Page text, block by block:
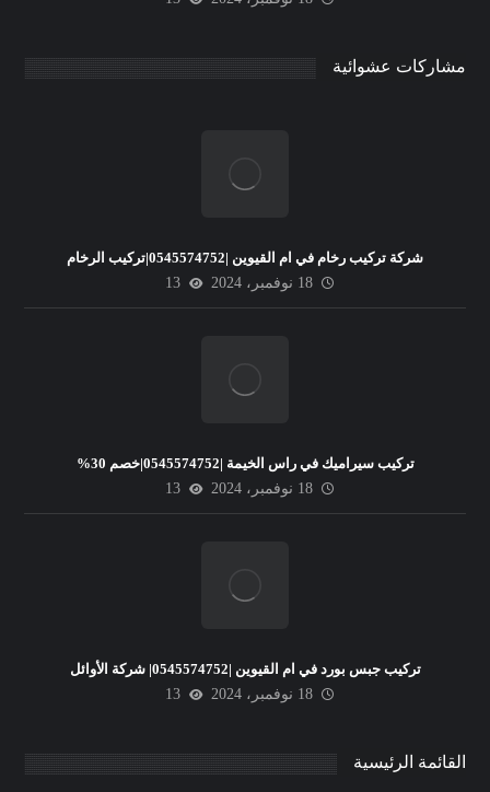
مشاركات عشوائية
شركة تركيب رخام في ام القيوين |0545574752|تركيب الرخام
18 نوفمبر، 2024
13
تركيب سيراميك في راس الخيمة |0545574752|خصم 30%
18 نوفمبر، 2024
13
تركيب جبس بورد في ام القيوين |0545574752| شركة الأوائل
18 نوفمبر، 2024
13
القائمة الرئيسية